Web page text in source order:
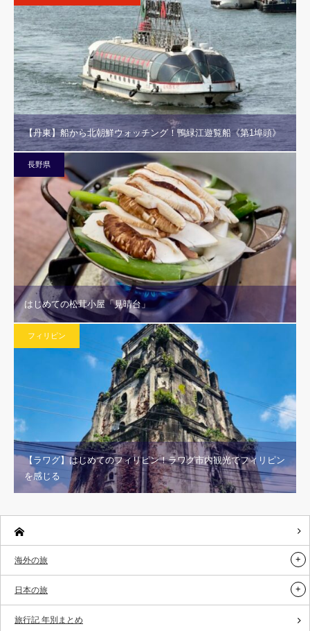
【丹東】船から北朝鮮ウォッチング！鴨緑江遊覧船《第1埠頭》
長野県
はじめての松茸小屋「見晴台」
フィリピン
【ラワグ】はじめてのフィリピン！ラワグ市内観光でフィリピン
を感じる
海外の旅
日本の旅
旅行記 年別まとめ